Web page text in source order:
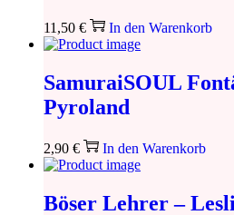
11,50 € In den Warenkorb
SamuraiSOUL
Pyroland
2,90 € In den Warenkorb
Böser Lehrer – Lesli